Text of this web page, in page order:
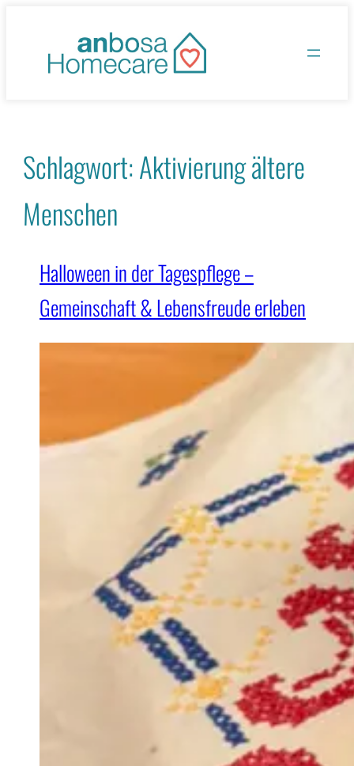
springen
Schlagwort:Aktivierung ältere
Menschen
Halloween in der Tagespflege –
Gemeinschaft & Lebensfreude erleben